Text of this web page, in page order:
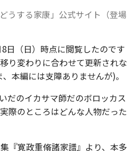
うする家康」公式サイト（登場
（日）時点に閲覧したのです
り変わりに合わせて更新されな
本編には支障ありませんが)。
だのイカサマ師だのボロッカス
際のところはどんな人物だった
『寛政重脩諸家譜』より、本多